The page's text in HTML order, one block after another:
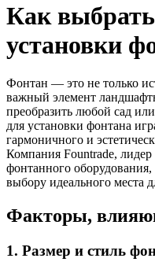
Как
установки
Фонтан — это не только
важный элемент
преобразить любой сад
для установки фонтана
гармоничного и
Компания Fountrade,
фонтанного
выбору идеального места
Факторы,
1. Размер и стиль